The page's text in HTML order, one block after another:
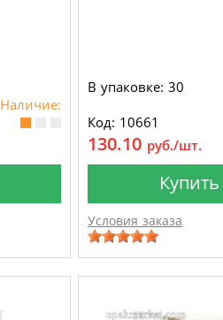
Наличие:
В упаковке: 30
Код: 10661
130.10 руб./шт.
Купить
Условия заказа